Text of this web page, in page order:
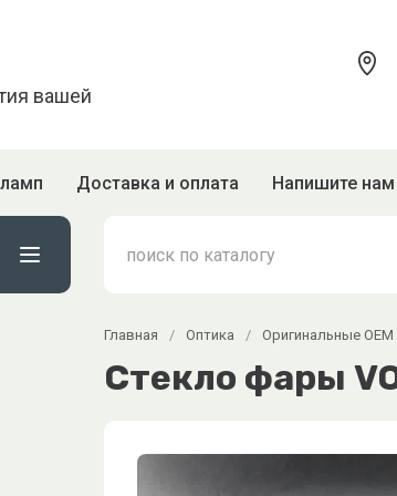
вашей
Доставка и оплата Напишите нам
Главная / Оптика / Оригинальные
Стекло фары